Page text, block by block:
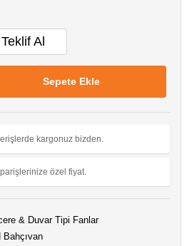
Al
Sepete Ekle
kargonuz bizden.
özel fiyat.
& Duvar Tipi Fanlar
Bahçıvan